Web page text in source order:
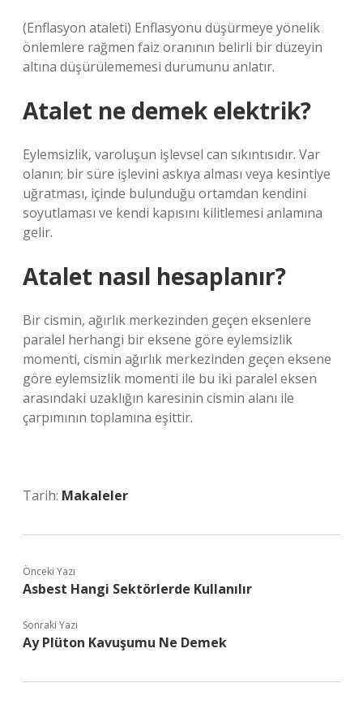
(Enflasyon ataleti) Enflasyonu düşürmeye yönelik
önlemlere rağmen faiz oranının belirli bir düzeyin
altına düşürülememesi durumunu anlatır.
Atalet ne demek elektrik?
Eylemsizlik, varoluşun işlevsel can sıkıntısıdır. Var
olanın; bir süre işlevini askıya alması veya kesintiye
uğratması, içinde bulunduğu ortamdan kendini
soyutlaması ve kendi kapısını kilitlemesi anlamına
gelir.
Atalet nasıl hesaplanır?
Bir cismin, ağırlık merkezinden geçen eksenlere
paralel herhangi bir eksene göre eylemsizlik
momenti, cismin ağırlık merkezinden geçen eksene
göre eylemsizlik momenti ile bu iki paralel eksen
arasındaki uzaklığın karesinin cismin alanı ile
çarpımının toplamına eşittir.
Tarih: Makaleler
Önceki Yazı
Asbest Hangi Sektörlerde Kullanılır
Sonraki Yazı
Ay Plüton Kavuşumu Ne Demek